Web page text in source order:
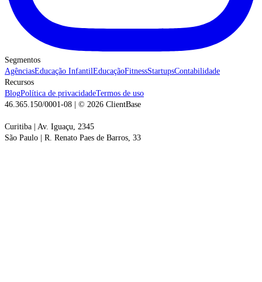
Segmentos
AgênciasEducação InfantilEducaçãoFitnessStartupsContabilidade
Recursos
BlogPolítica de privacidadeTermos de uso
46.365.150/0001-08 | © 2026 ClientBase
Curitiba | Av. Iguaçu, 2345
São Paulo |
R. Renato Paes de Barros, 33